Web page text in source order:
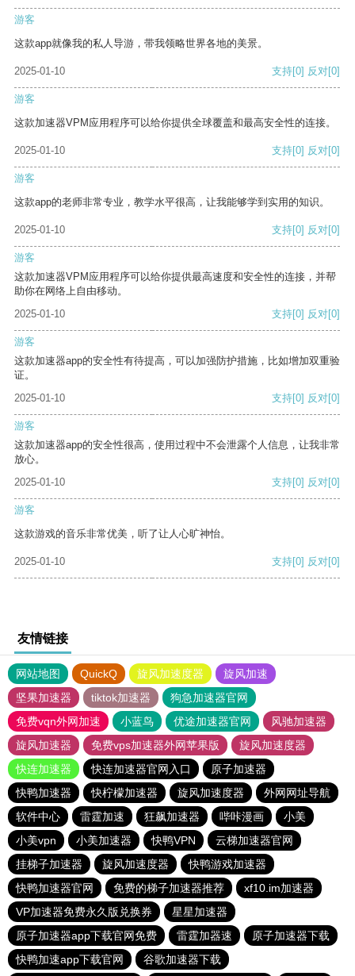
游客
这款app就像我的私人导游，带我领略世界各地的美景。
2025-01-10 支持[0] 反对[0]
游客
这款加速器VPM应用程序可以给你提供全球覆盖和最高安全性的连接。
2025-01-10 支持[0] 反对[0]
游客
这款app的老师非常专业，教学水平很高，让我能够学到实用的知识。
2025-01-10 支持[0] 反对[0]
游客
这款加速器VPM应用程序可以给你提供最高速度和安全性的连接，并帮
助你在网络上自由移动。
2025-01-10
支持[0] 反对[0]
游客
这款加速器app的安全性有待提高，可以加强防护措施，比如增加双重验
证。
2025-01-10
支持[0] 反对[0]
游客
这款加速器app的安全性很高，使用过程中不会泄露个人信息，让我非常
放心。
2025-01-10
支持[0] 反对[0]
游客
这款游戏的音乐非常优美，听了让人心旷神怡。
2025-01-10 支持[0] 反对[0]
友情链接
网站地图 QuickQ 旋风加速度器
旋风加速
坚果加速器
tiktok加速器
狗急加速器官网
免费vqn外网加速
小蓝鸟 优途加速器官网
风驰加速器
旋风加速器
免费vps加速器外网苹果版
旋风加速度器
快连加速器
快连加速器官网入口
原子加速器
快鸭加速器
快柠檬加速器 旋风加速度器
外网网址导航
软件中心
雷霆加速 狂飙加速器 哔咔漫画
小美
小美vpn
小美加速器 快鸭VPN
云梯加速器官网
挂梯子加速器
旋风加速度器
快鸭游戏加速器
快鸭加速器官网
免费的梯子加速器推荐
xf10.im加速器
VP加速器免费永久版兑换券
星星加速器
原子加速器app下载官网免费
雷霆加器速
原子加速器下载
快鸭加速app下载官网
谷歌加速器下载